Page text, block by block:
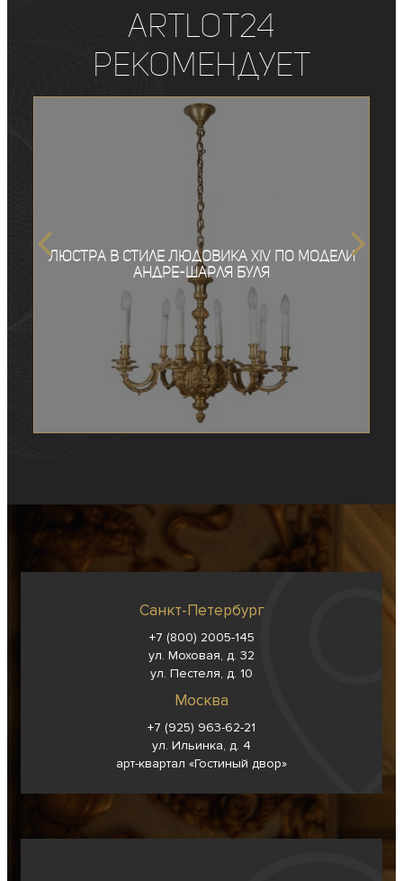
ArtLot24
рекомендует
Люстра в стиле Людовика XIV по модели
Андре-Шарля Буля
Санкт-Петербург
+7 (800) 2005-145
ул. Моховая, д. 32
ул. Пестеля, д. 10
Москва
+7 (925) 963-62-21
ул. Ильинка, д. 4
арт-квартал «Гостиный двор»